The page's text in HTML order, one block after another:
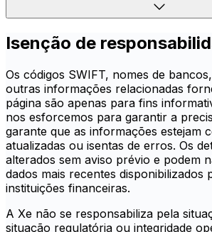
Isenção de
Os códigos SWIFT, nomes de
outras informações relacionadas
página são apenas para fins
nos esforcemos para garantir a
garante que as informações estejam
atualizadas ou isentas de erros. Os
alterados sem aviso prévio e podem
dados mais recentes disponibilizados
instituições financeiras.
A Xe não se responsabiliza pela
situação regulatória ou integridade